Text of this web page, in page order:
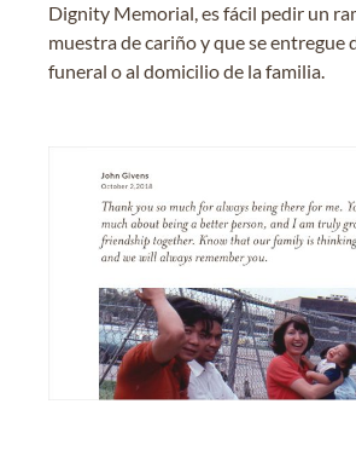
Dignity Memorial, es fácil pedir un
muestra de cariño y que se entregue
funeral o al domicilio de la familia.